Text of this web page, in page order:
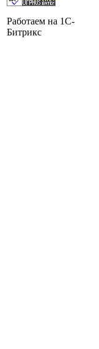
Работаем на 1C-
Битрикс